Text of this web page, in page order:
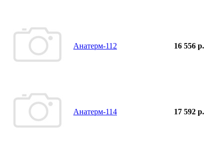
Анатерм-112 16 556 р.
Анатерм-114 17 592 р.